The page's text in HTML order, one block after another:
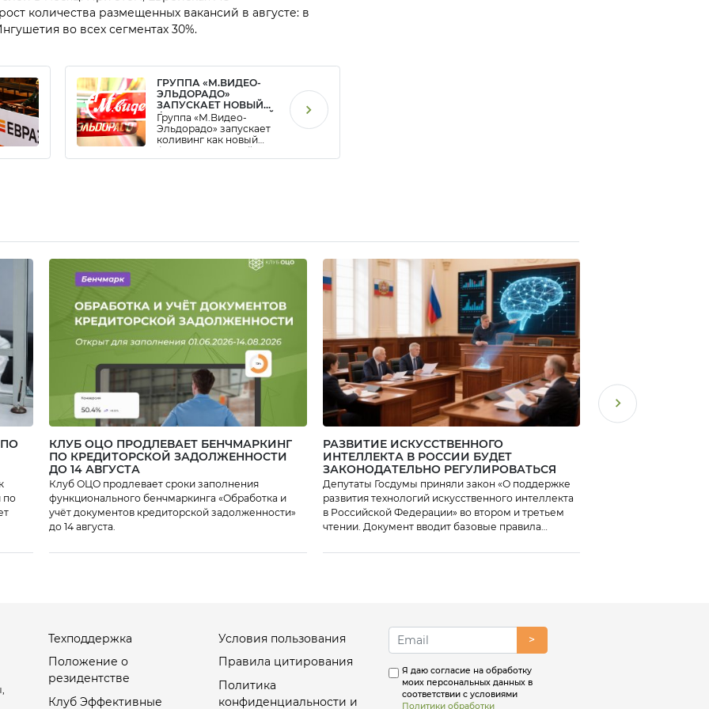
количества размещенных вакансий в августе: в
во всех сегментах 30%.
ГРУППА «М.ВИДЕО-
ЭЛЬДОРАДО»
ЗАПУСКАЕТ НОВЫЙ
ФОРМАТ УДАЛЕННОЙ
РАБОТЫ
Группа «М.Видео-
Эльдорадо» запускает
коливинг как новый
формат удаленной
работы персонала.
Турции.
по
КЛУБ ОЦО ПРОДЛЕВАЕТ БЕНЧМАРКИНГ
ПО КРЕДИТОРСКОЙ ЗАДОЛЖЕННОСТИ
ДО 14 АВГУСТА
Клуб ОЦО продлевает сроки заполнения
функционального бенчмаркинга «Обработка и
учёт документов кредиторской задолженности»
до 14 августа.
РАЗВИТИЕ ИСКУССТВЕННОГО
ИНТЕЛЛЕКТА В РОССИИ БУДЕТ
ЗАКОНОДАТЕЛЬНО РЕГУЛИРОВАТЬСЯ
Депутаты Госдумы приняли закон «О поддержке
развития технологий искусственного интеллекта
в Российской Федерации» во втором и третьем
чтении. Документ вводит базовые правила
статус разработчиков больших AI- моделей.
Техподдержка
Положение о
резидентстве
Клуб Эффективные
Условия пользования
Правила цитирования
Политика
конфиденциальности и
>
Я даю согласие на обработку
моих персональных данных в
соответствии с условиями
Политики обработки